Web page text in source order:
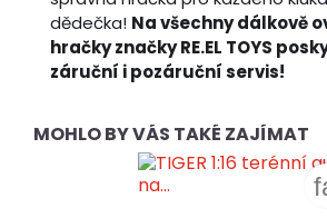
dědečka! Na všechny dálkově
hračky značky RE.EL TOYS
záruční i pozáruční servis!
MOHLO BY VÁS TAKÉ ZAJÍMAT